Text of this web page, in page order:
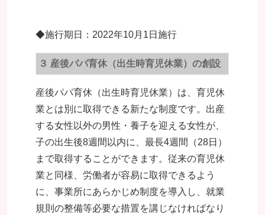
◆施行期日：2022年10月1日施行
３ 産後パパ育休（出生時育児休業）の創設
産後パパ育休（出生時育児休業）は、育児休
業とは別に取得できる新たな制度です。出産
する女性以外の男性・養子を迎える女性が、
子の出生後8週間以内に、最長4週間（28日）
まで取得することができます。従来の育児休
業と同様、労働者が容易に取得できるよう
に、事業所にあらかじめ制度を導入し、就業
規則の整備等必要な措置を講じなければなり